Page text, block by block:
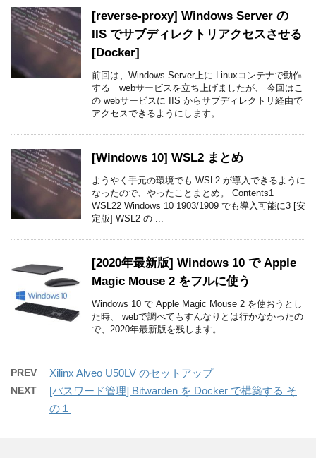
[reverse-proxy] Windows Server の
IIS でサブディレクトリアクセスさせる
[Docker]
前回は、Windows Server上に Linuxコンテナで動作
する webサービスを立ち上げましたが、 今回はこ
の webサービスに IIS からサブディレクトリ経由で
アクセスできるようにします。
[Windows 10] WSL2 まとめ
ようやく手元の環境でも WSL2 が導入できるように
なったので、やったことまとめ。 Contents1
WSL22 Windows 10 1903/1909 でも導入可能に3 [安
定版] WSL2 の ...
[2020年最新版] Windows 10 で Apple
Magic Mouse 2 をフルに使う
Windows 10 で Apple Magic Mouse 2 を使おうとし
た時、 webで調べてもすんなりとは行かなかったの
で、2020年最新版を残します。
PREV Xilinx Alveo U50LV のセットアップ
NEXT
[パスワード管理] Bitwarden を Docker で構築する そ
の１